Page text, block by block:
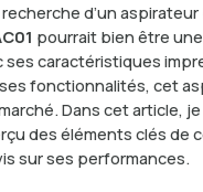
d’un aspirateur
pourrait bien être
ses caractéristiques
fonctionnalités, cet
Dans cet article, je
des éléments clés de
sur ses performances.